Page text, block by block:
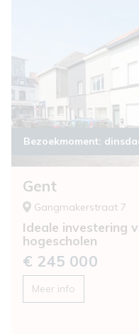
Bezoekmoment:
Gent
Gangmakerstraat 7
Ideale investering
hogescholen
€ 245 000
Meer info